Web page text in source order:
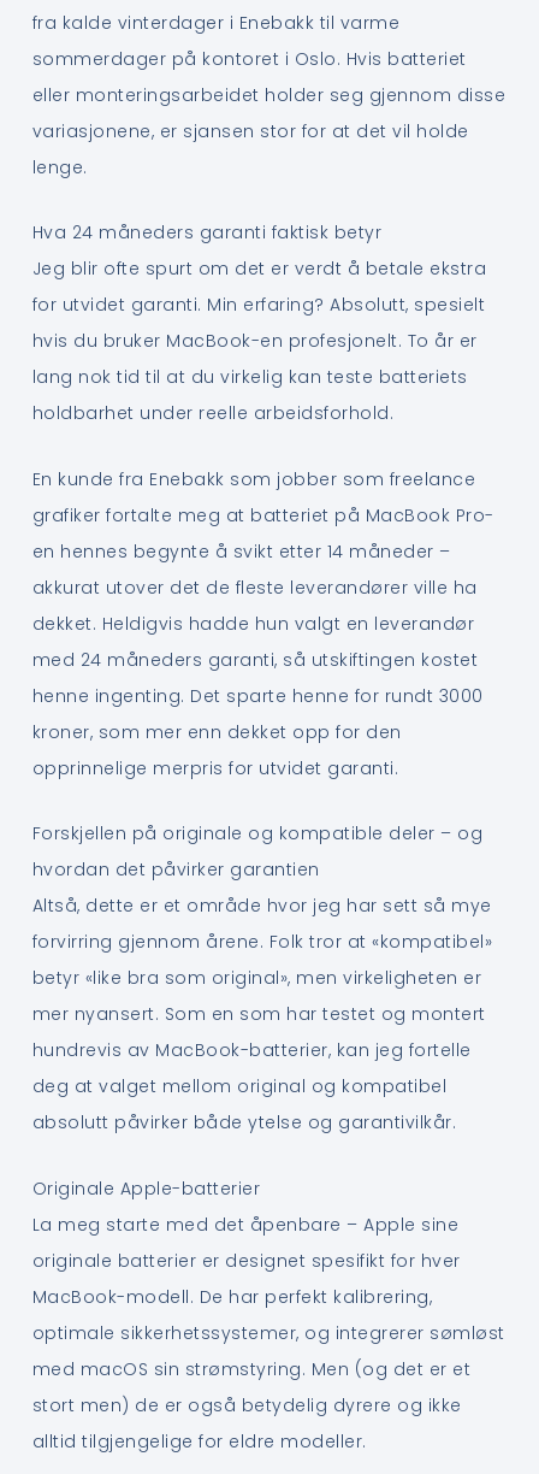
fra kalde vinterdager i Enebakk til varme
sommerdager på kontoret i Oslo. Hvis batteriet
eller monteringsarbeidet holder seg gjennom disse
variasjonene, er sjansen stor for at det vil holde
lenge.
Hva 24 måneders garanti faktisk betyr
Jeg blir ofte spurt om det er verdt å betale ekstra
for utvidet garanti. Min erfaring? Absolutt, spesielt
hvis du bruker MacBook-en profesjonelt. To år er
lang nok tid til at du virkelig kan teste batteriets
holdbarhet under reelle arbeidsforhold.
En kunde fra Enebakk som jobber som freelance
grafiker fortalte meg at batteriet på MacBook Pro-
en hennes begynte å svikt etter 14 måneder –
akkurat utover det de fleste leverandører ville ha
dekket. Heldigvis hadde hun valgt en leverandør
med 24 måneders garanti, så utskiftingen kostet
henne ingenting. Det sparte henne for rundt 3000
kroner, som mer enn dekket opp for den
opprinnelige merpris for utvidet garanti.
Forskjellen på originale og kompatible deler – og
hvordan det påvirker garantien
Altså, dette er et område hvor jeg har sett så mye
forvirring gjennom årene. Folk tror at «kompatibel»
betyr «like bra som original», men virkeligheten er
mer nyansert. Som en som har testet og montert
hundrevis av MacBook-batterier, kan jeg fortelle
deg at valget mellom original og kompatibel
absolutt påvirker både ytelse og garantivilkår.
Originale Apple-batterier
La meg starte med det åpenbare – Apple sine
originale batterier er designet spesifikt for hver
MacBook-modell. De har perfekt kalibrering,
optimale sikkerhetssystemer, og integrerer sømløst
med macOS sin strømstyring. Men (og det er et
stort men) de er også betydelig dyrere og ikke
alltid tilgjengelige for eldre modeller.